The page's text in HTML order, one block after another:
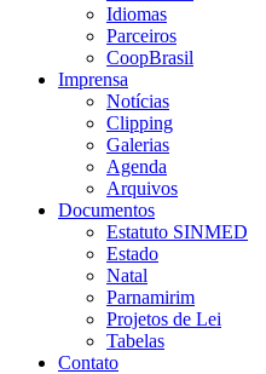
Idiomas
Parceiros
CoopBrasil
Imprensa
Notícias
Clipping
Galerias
Agenda
Arquivos
Documentos
Estatuto SINMED
Estado
Natal
Parnamirim
Projetos de Lei
Tabelas
Contato